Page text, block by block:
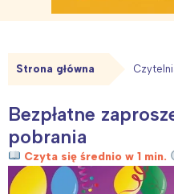
Strona główna
Bezpłatne
pobrania
Czyta się średnio w 1 min.